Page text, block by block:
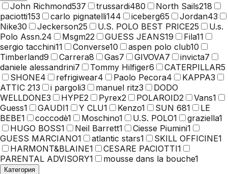
John Richmond537 trussardi480 North Sails218
paciotti153 carlo pignatelli144 iceberg65 Jordan43
Nike30 Jeckerson25 U.S. POLO BEST PRICE25
U.s.
Polo Assn.24 Msgm22 GUESS JEANS19 Fila11
sergio tacchini11 Converse10 aspen polo club10
Timberland9 Carrera8 Gas7 GIVOVA7 invicta7
daniele alessandrini7 Tommy Hilfiger6 CATERPILLAR5
SHONE4 refrigiwear4 Paolo Pecora4 KAPPA3
ATTIC 213 i pargoli3 manuel ritz3
DODO
WELLDONE3 HYPE2 Pyrex2 POLAROID2 Vans1
Guess1 GAUDI1 Y CLU1 Kenzo1 SUN 681
LE
BEBE1 coccodè1 Moschino1 U.S. POLO1 graziella1
HUGO BOSS1 Neil Barrett1 Ciesse Piumini1
GUESS MARCIANO1 atlantic stars1 SKILL OFFICINE1
HARMONT&BLAINE1 CESARE PACIOTTI1
PARENTAL ADVISORY1 mousse dans la bouche1
Категория